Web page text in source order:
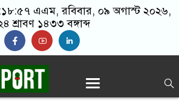
এএম, রবিবার, ০৯ অগাস্ট ২০২৬,
শ্রাবণ ১৪৩৩ বঙ্গাব্দ